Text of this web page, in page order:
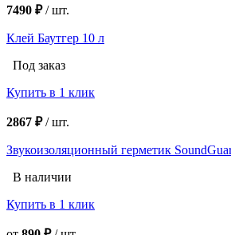
7490 ₽/шт.
Клей Баутгер 10 л
Под заказ
Купить в 1 клик
2867 ₽/шт.
Звукоизоляционный герметик
В наличии
Купить в 1 клик